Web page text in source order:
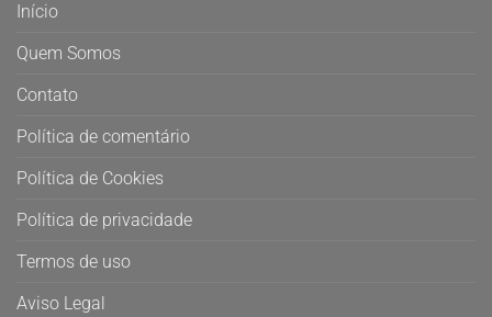
Início
Quem Somos
Contato
Política de comentário
Política de Cookies
Política de privacidade
Termos de uso
Aviso Legal